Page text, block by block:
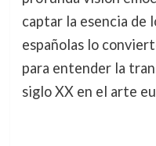
captar la esencia de
españolas lo
para entender la
siglo XX en el arte